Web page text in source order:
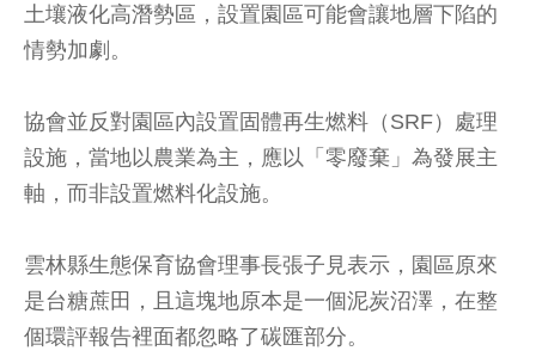
土壤液化高潛勢區，設置園區可能會讓地層下陷的
情勢加劇。
協會並反對園區內設置固體再生燃料（SRF）處理
設施，當地以農業為主，應以「零廢棄」為發展主
軸，而非設置燃料化設施。
雲林縣生態保育協會理事長張子見表示，園區原來
是台糖蔗田，且這塊地原本是一個泥炭沼澤，在整
個環評報告裡面都忽略了碳匯部分。